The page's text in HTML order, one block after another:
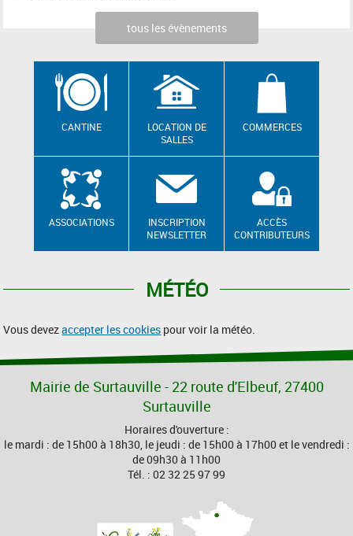
tous les évènements
CANTINE
LOCATION DE
SALLES
COMMERCES
ASSOCIATIONS
INSCRIPTION
NEWSLETTER
ACCÈS
CONTRIBUTEURS
MÉTÉO
Vous devezaccepter les cookies pour voir la météo.
Mairie de Surtauville - 22 route d'Elbeuf, 27400
Surtauville
Horaires d'ouverture :
le mardi : de 15h00 à 18h30, le jeudi : de 15h00 à 17h00 et le vendredi :
de 09h30 à 11h00
Tél. : 02 32 25 97 99